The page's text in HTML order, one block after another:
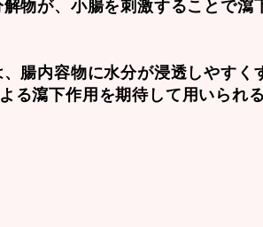
物が、小腸を刺激することで瀉
腸内容物に水分が浸透しやすく
瀉下作用を期待して用いられる